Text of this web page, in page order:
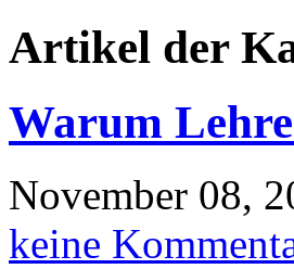
Artikel der
Warum
November 08,
keine